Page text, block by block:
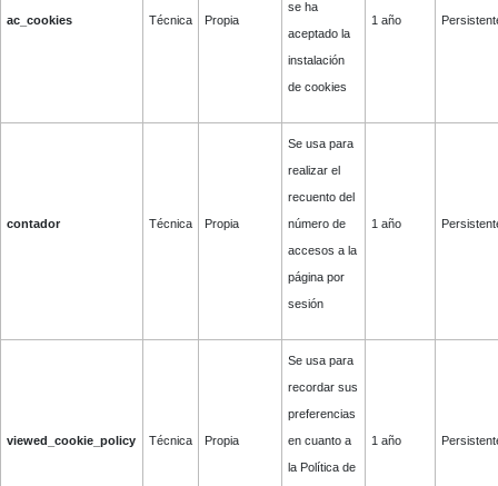
ac_cookies Técnica Propia
se ha
aceptado la
instalación
de cookies
1 año
contador Técnica Propia
Se usa para
realizar el
recuento del
número de
accesos a la
página por
sesión
1 año
viewed_cookie_policy Técnica Propia
Se usa para
recordar sus
preferencias
en cuanto a
la Política de
1 año